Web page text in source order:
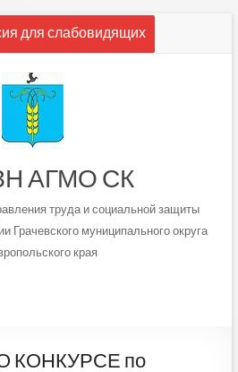
для слабовидящих
АГМО СК
труда и социальной защиты
Грачевского муниципального округа
края
КОНКУРСЕ по